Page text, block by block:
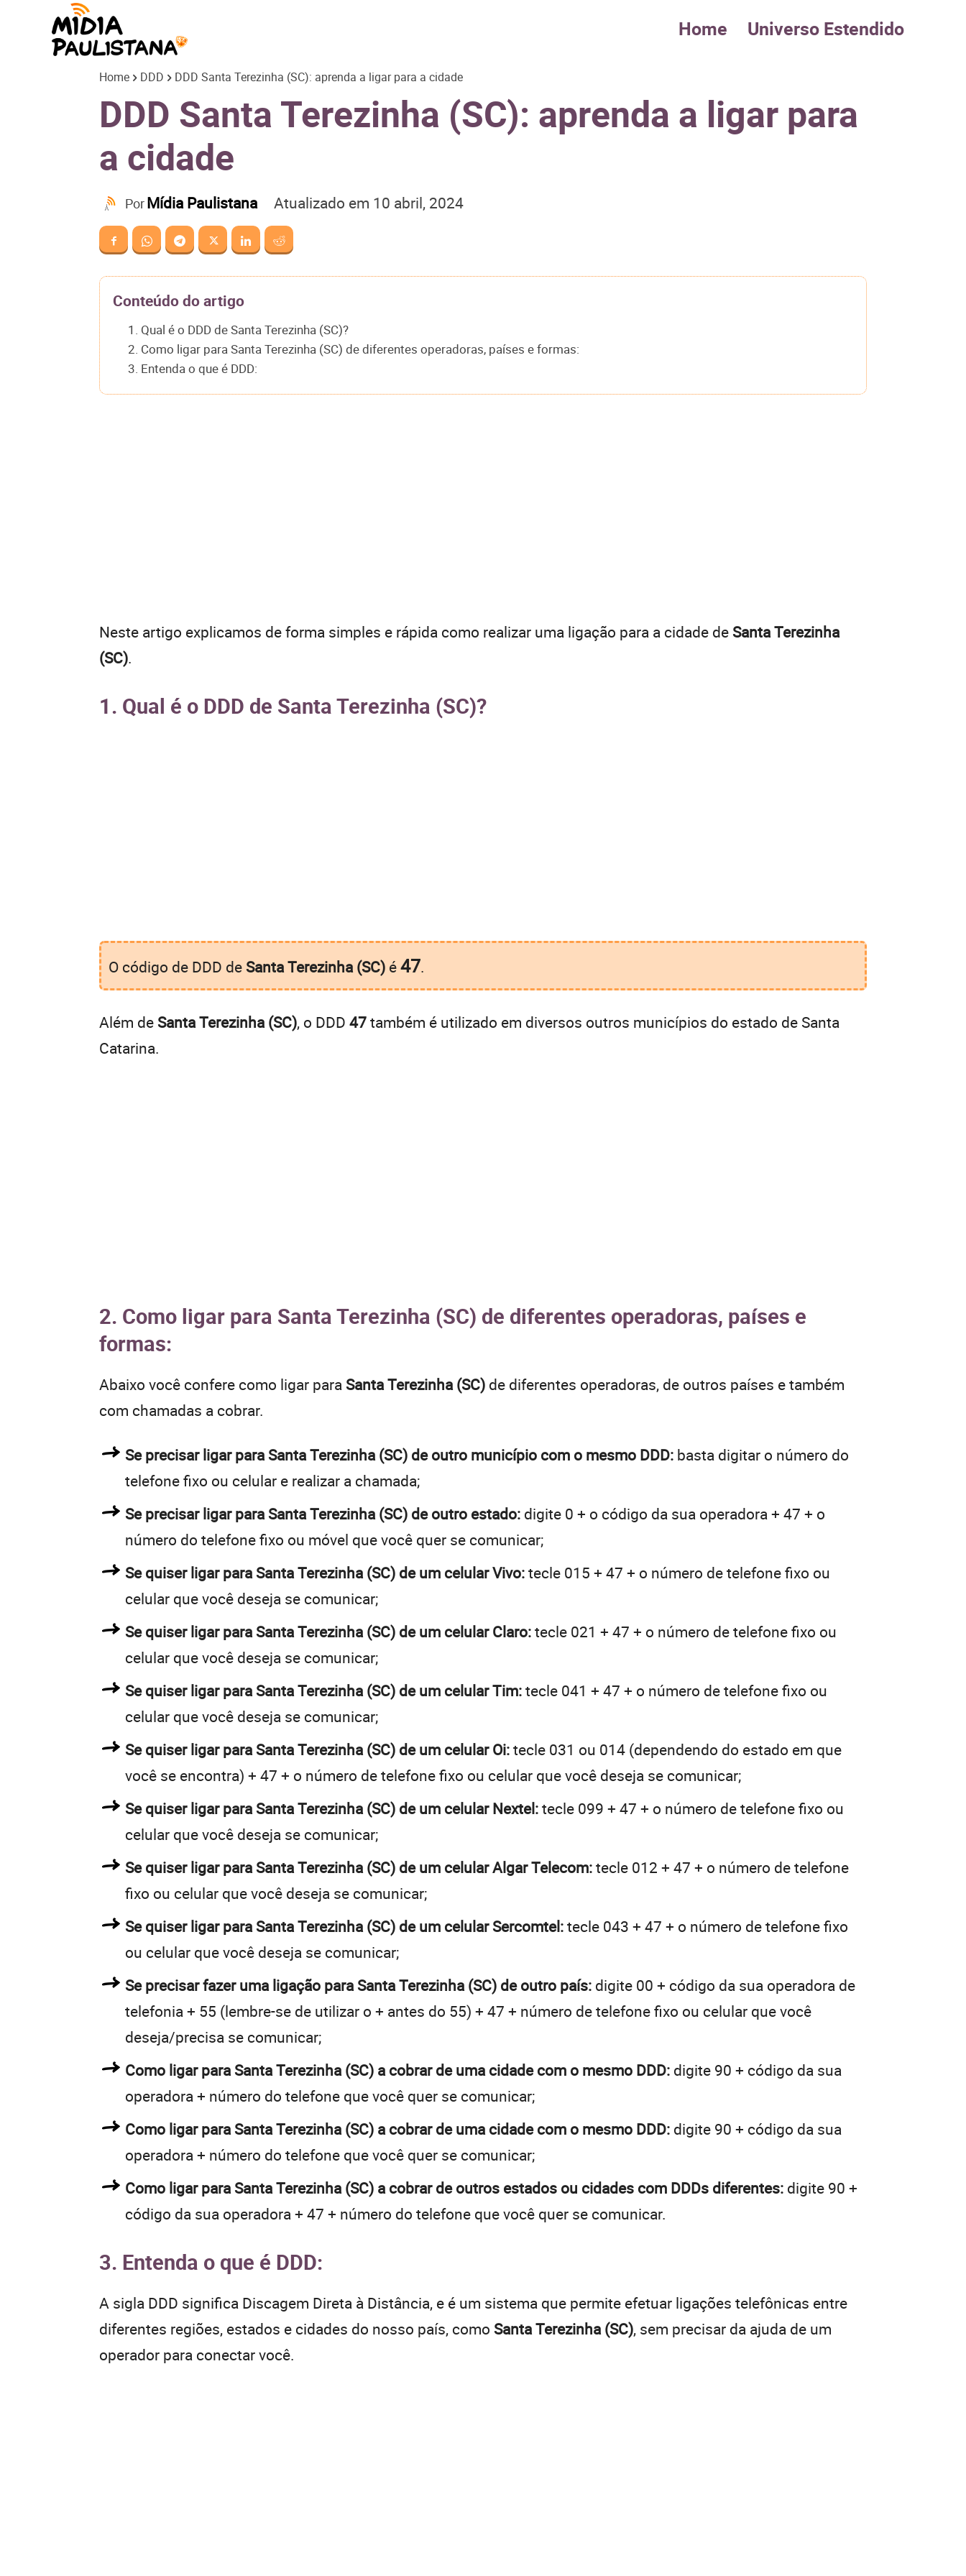
Paulistana
Home Universo Estendido
Home DDD DDD Santa Terezinha (SC): aprenda a ligar para a cidade
DDD Santa Terezinha (SC): aprenda a ligar para
a cidade
PorMídia Paulistana Atualizado em 10 abril, 2024
Conteúdo do artigo
1. Qual é o DDD de Santa Terezinha (SC)?
2. Como ligar para Santa Terezinha (SC) de diferentes operadoras, países e formas:
3. Entenda o que é DDD:
Neste artigo explicamos de forma simples e rápida como realizar uma ligação para a cidade de Santa Terezinha
(SC).
1. Qual é o DDD de Santa Terezinha (SC)?
O código de DDD de Santa Terezinha (SC) é47.
Além de Santa Terezinha (SC), o DDD 47também é utilizado em diversos outros municípios do estado de Santa
Catarina.
2. Como ligar para Santa Terezinha (SC) de diferentes operadoras, países e
formas:
Abaixo você confere como ligar para Santa Terezinha (SC) de diferentes operadoras, de outros países e também
com chamadas a cobrar.
Se precisar ligar para Santa Terezinha (SC) de outro município com o mesmo DDD: basta digitar o número do
telefone fixo ou celular e realizar a chamada;
Se precisar ligar para Santa Terezinha (SC) de outro estado: digite 0 + o código da sua operadora + 47 + o
número do telefone fixo ou móvel que você quer se comunicar;
Se quiser ligar para Santa Terezinha (SC) de um celular Vivo:tecle 015 + 47 + o número de telefone fixo ou
celular que você deseja se comunicar;
Se quiser ligar para Santa Terezinha (SC) de um celular Claro:tecle 021 + 47 + o número de telefone fixo ou
celular que você deseja se comunicar;
Se quiser ligar para Santa Terezinha (SC) de um celular Tim:tecle 041 + 47 + o número de telefone fixo ou
celular que você deseja se comunicar;
Se quiser ligar para Santa Terezinha (SC) de um celular Oi:tecle 031 ou 014 (dependendo do estado em que
você se encontra) + 47 + o número de telefone fixo ou celular que você deseja se comunicar;
Se quiser ligar para Santa Terezinha (SC) de um celular Nextel:tecle 099 + 47 + o número de telefone fixo ou
celular que você deseja se comunicar;
Se quiser ligar para Santa Terezinha (SC) de um celular Algar Telecom:tecle 012 + 47 + o número de telefone
fixo ou celular que você deseja se comunicar;
Se quiser ligar para Santa Terezinha (SC) de um celular Sercomtel:tecle 043 + 47 + o número de telefone fixo
ou celular que você deseja se comunicar;
Se precisar fazer uma ligação para Santa Terezinha (SC) de outro país: digite 00 + código da sua operadora de
telefonia + 55 (lembre-se de utilizar o + antes do 55) + 47 + número de telefone fixo ou celular que você
deseja/precisa se comunicar;
Como ligar para Santa Terezinha (SC) a cobrar de uma cidade com o mesmo DDD: digite 90 + código da sua
operadora + número do telefone que você quer se comunicar;
Como ligar para Santa Terezinha (SC) a cobrar de uma cidade com o mesmo DDD: digite 90 + código da sua
operadora + número do telefone que você quer se comunicar;
Como ligar para Santa Terezinha (SC) a cobrar de outros estados ou cidades com DDDs diferentes: digite 90 +
código da sua operadora + 47 + número do telefone que você quer se comunicar.
3. Entenda o que é DDD:
A sigla DDD significa Discagem Direta à Distância, e é um sistema que permite efetuar ligações telefônicas entre
diferentes regiões, estados e cidades do nosso país, como Santa Terezinha (SC), sem precisar da ajuda de um
operador para conectar você.